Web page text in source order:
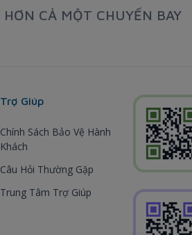
HƠN CẢ MỘT CHUYẾN BAY
Trợ Giúp
Chính Sách Bảo Vệ Hành
Khách
Câu Hỏi Thường Gặp
Trung Tâm Trợ Giúp